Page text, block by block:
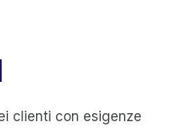
clienti con esigenze